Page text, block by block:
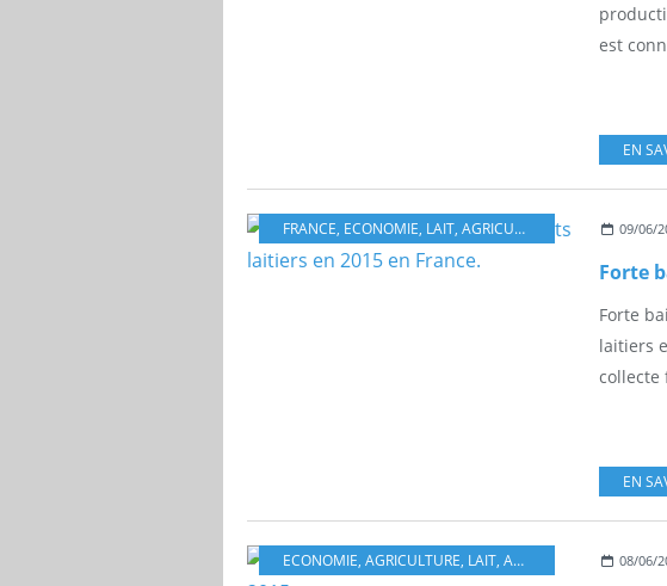
est
EN
FRANCE, ECONOMIE, LAIT, AGRICULTURE 09/06/
Forte
laitiers
collecte
EN
ECONOMIE, AGRICULTURE, LAIT, AGRICULTEUR ,FRANCE
08/06/